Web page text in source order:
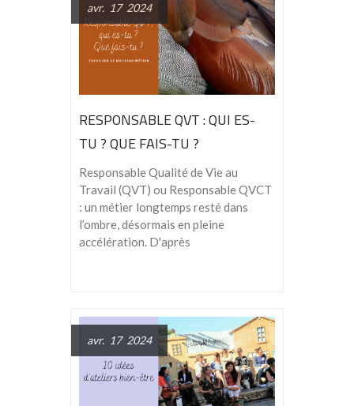
avr. 17 2024
RESPONSABLE QVT : QUI ES-
TU ? QUE FAIS-TU ?
Responsable Qualité de Vie au
Travail (QVT) ou Responsable QVCT
: un métier longtemps resté dans
l’ombre, désormais en pleine
accélération. D'après
avr. 17 2024